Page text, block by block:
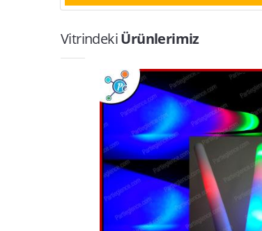
VitrindekiÜrünlerimiz